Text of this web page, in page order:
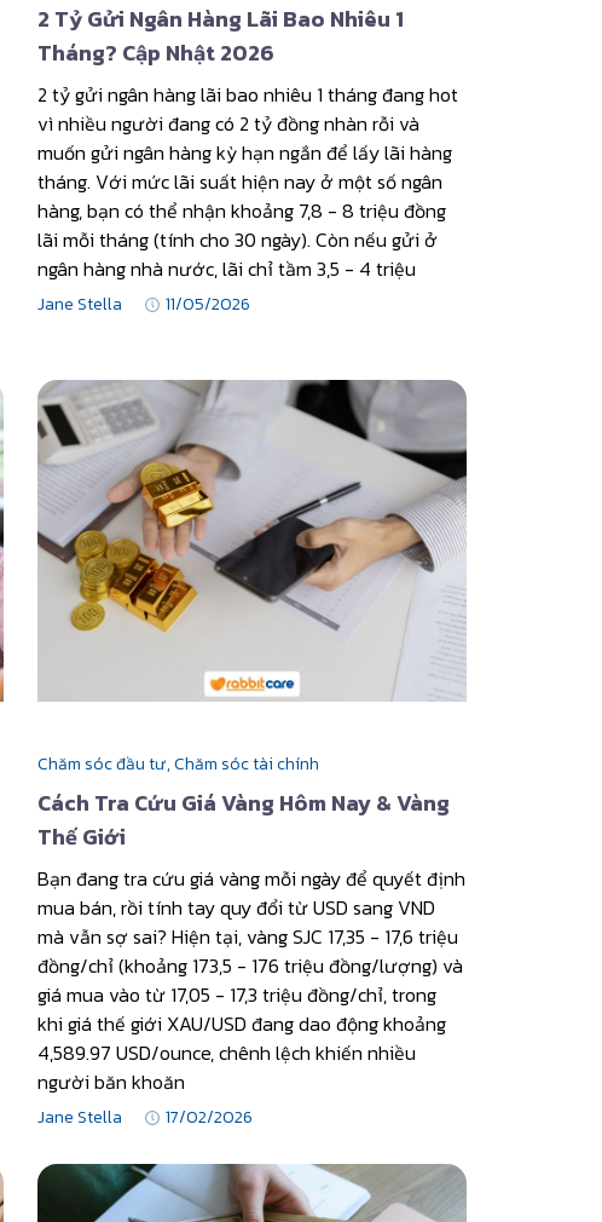
2 Tỷ Gửi Ngân Hàng Lãi Bao Nhiêu 1
Tháng? Cập Nhật 2026
2 tỷ gửi ngân hàng lãi bao nhiêu 1 tháng đang hot
vì nhiều người đang có 2 tỷ đồng nhàn rỗi và
muốn gửi ngân hàng kỳ hạn ngắn để lấy lãi hàng
tháng. Với mức lãi suất hiện nay ở một số ngân
hàng, bạn có thể nhận khoảng 7,8 - 8 triệu đồng
lãi mỗi tháng (tính cho 30 ngày). Còn nếu gửi ở
ngân hàng nhà nước, lãi chỉ tầm 3,5 - 4 triệu
Jane Stella 11/05/2026
Chăm sóc đầu tư,Chăm sóc tài chính
Cách Tra Cứu Giá Vàng Hôm Nay & Vàng
Thế Giới
Bạn đang tra cứu giá vàng mỗi ngày để quyết định
mua bán, rồi tính tay quy đổi từ USD sang VND
mà vẫn sợ sai? Hiện tại, vàng SJC 17,35 - 17,6 triệu
đồng/chỉ (khoảng 173,5 - 176 triệu đồng/lượng) và
giá mua vào từ 17,05 - 17,3 triệu đồng/chỉ, trong
khi giá thế giới XAU/USD đang dao động khoảng
4,589.97 USD/ounce, chênh lệch khiến nhiều
người băn khoăn
Jane Stella 17/02/2026